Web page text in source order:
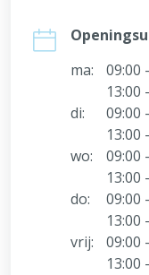
ma:
09:00
13:00
di:
09:00
13:00
wo:
09:00
13:00
do:
09:00
13:00
vrij:
09:00
13:00